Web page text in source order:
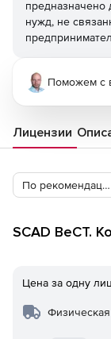
нужд, не
Поможем с
Лицензии
По рекомендации Softline
SCAD ВеСТ.
Цена за одну
Физическая